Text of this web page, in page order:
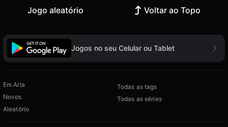
Jogo aleatório Voltar ao Topo
Jogos no seu Celular ou Tablet
Em Alta
Novos
Aleatório
Todas as tags
Todas as séries